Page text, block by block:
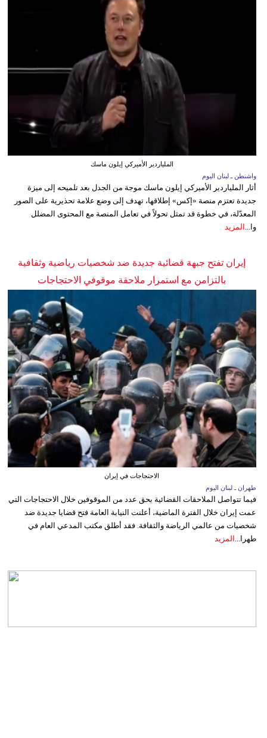
الملياردير الأميركي إيلون ماسك
واشنطن ـ لبنان اليوم
أثار الملياردير الأميركي إيلون ماسك موجة من الجدل بعد تلميحه إلى ميزة
جديدة تعتزم منصة «إكس» إطلاقها، تهدف إلى وضع علامة تحذيرية على الصور
المعدّلة، في خطوة قد تمثل تحولاً في تعامل المنصة مع المحتوى المضلل
وا... المزيد
إيران تفتح جبهة قضائية جديدة ضد شخصيات رياضية وثقافية
بالتزامن مع استمرار ملاحقة موقوفي الاحتجاجات
الاحتجاجات في إيران
طهران ـ لبنان اليوم
فيما تتواصل الملاحقات القضائية بحق عدد من الموقوفين خلال الاحتجاجات التي
عمت إيران خلال الفترة الماضية، أعلنت النيابة العامة فتح قضايا جديدة ضد
شخصيات من عالمي الرياضة والثقافة. فقد أطلق مكتب المدعي العام في
طهرا... المزيد